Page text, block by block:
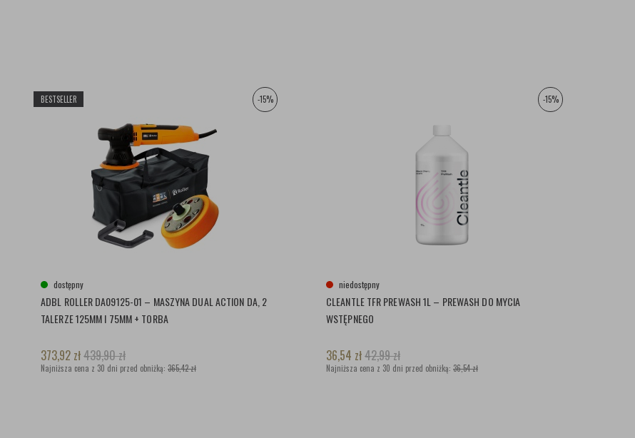
-15%
BESTSELLER
dostępny
ADBL ROLLER DA09125-01 – MASZYNA DUAL ACTION DA, 2
TALERZE 125MM I 75MM + TORBA
373,92 zł439,90zł
Najniższa cena z 30 dni przed obniżką: 365,42 zł
-15%
niedostępny
CLEANTLE TFR PREWASH 1L – PREWASH DO MYCIA
WSTĘPNEGO
36,54 zł42,99zł
Najniższa cena z 30 dni przed obniżką: 36,54 zł